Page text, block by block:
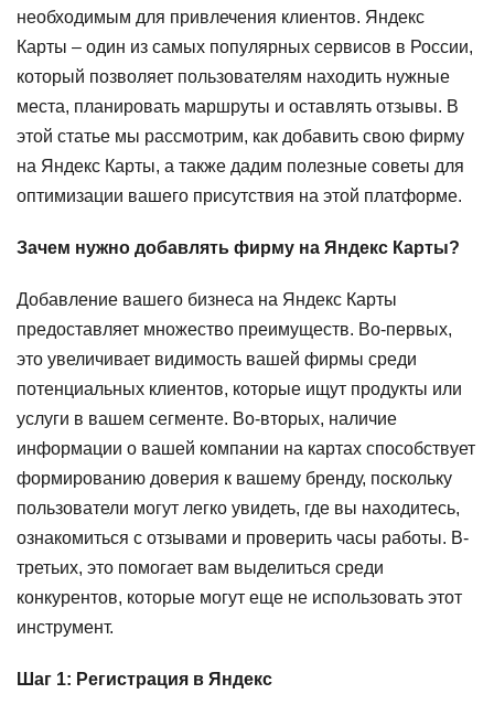
необходимым для привлечения клиентов. Яндекс
Карты – один из самых популярных сервисов в России,
который позволяет пользователям находить нужные
места, планировать маршруты и оставлять отзывы. В
этой статье мы рассмотрим, как добавить свою фирму
на Яндекс Карты, а также дадим полезные советы для
оптимизации вашего присутствия на этой платформе.
Зачем нужно добавлять фирму на Яндекс Карты?
Добавление вашего бизнеса на Яндекс Карты
предоставляет множество преимуществ. Во-первых,
это увеличивает видимость вашей фирмы среди
потенциальных клиентов, которые ищут продукты или
услуги в вашем сегменте. Во-вторых, наличие
информации о вашей компании на картах способствует
формированию доверия к вашему бренду, поскольку
пользователи могут легко увидеть, где вы находитесь,
ознакомиться с отзывами и проверить часы работы. В-
третьих, это помогает вам выделиться среди
конкурентов, которые могут еще не использовать этот
инструмент.
Шаг 1: Регистрация в Яндекс